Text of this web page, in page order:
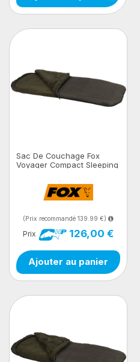
Sac De Couchage Fox
Voyager Compact Sleeping
(Prix recommandé 139.99 €)
Prix 126,00 €
Ajouter au panier